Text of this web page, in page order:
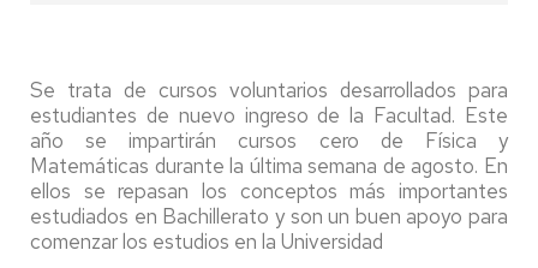
Se trata de cursos voluntarios desarrollados para
estudiantes de nuevo ingreso de la Facultad. Este
año se impartirán cursos cero de Física y
Matemáticas durante la última semana de agosto. En
ellos se repasan los conceptos más importantes
estudiados en Bachillerato y son un buen apoyo para
comenzar los estudios en la Universidad